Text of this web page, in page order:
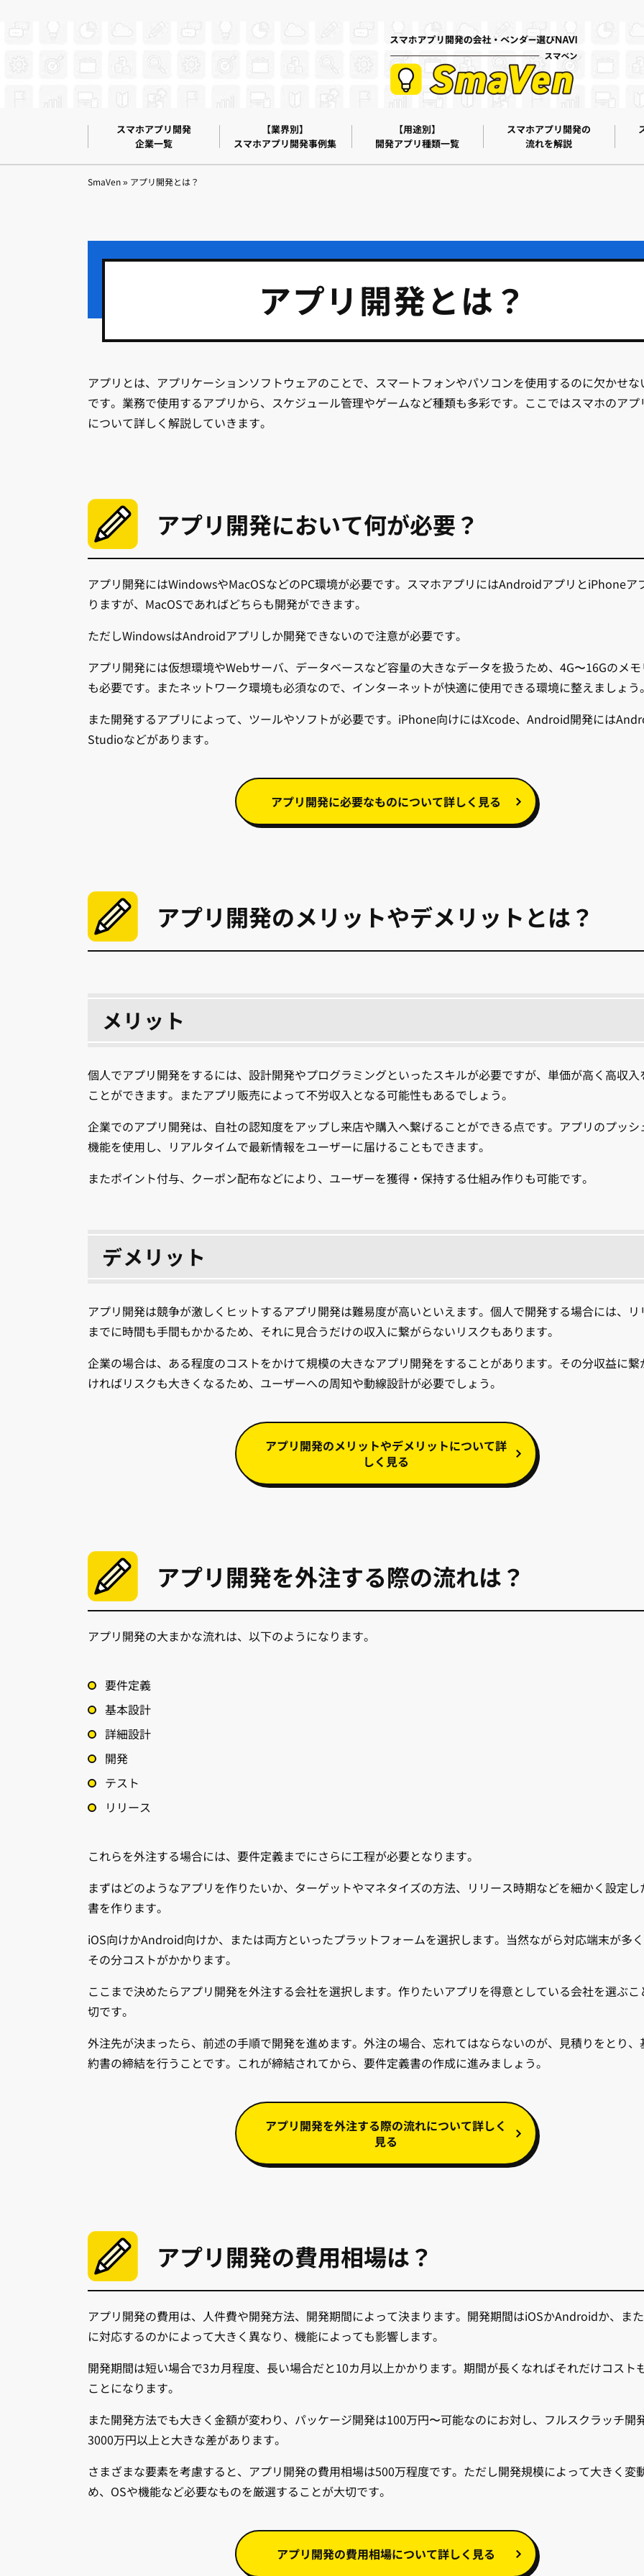
スマホアプリ開発
企業一覧
【業界別】
スマホアプリ開発事例集
【用途別】
開発アプリ種類一覧
スマホアプリ開発の
流れを解説
SmaVen» アプリ開発とは？
アプリ開発とは？
アプリとは、アプリケーションソフトウェアのことで、スマートフォンやパソコンを使用するのに欠かせな
です。業務で使用するアプリから、スケジュール管理やゲームなど種類も多彩です。ここではスマホのアプ
について詳しく解説していきます。
アプリ開発において何が必要？
アプリ開発にはWindowsやMacOSなどのPC環境が必要です。スマホアプリにはAndroidアプリとiPhoneア
りますが、MacOSであればどちらも開発ができます。
ただしWindowsはAndroidアプリしか開発できないので注意が必要です。
アプリ開発には仮想環境やWebサーバ、データベースなど容量の大きなデータを扱うため、4G〜16Gのメ
も必要です。またネットワーク環境も必須なので、インターネットが快適に使用できる環境に整えましょう
また開発するアプリによって、ツールやソフトが必要です。iPhone向けにはXcode、Android開発には
Studioなどがあります。
アプリ開発に必要なものについて詳しく見る
アプリ開発のメリットやデメリットとは？
メリット
個人でアプリ開発をするには、設計開発やプログラミングといったスキルが必要ですが、単価が高く高収入
ことができます。またアプリ販売によって不労収入となる可能性もあるでしょう。
企業でのアプリ開発は、自社の認知度をアップし来店や購入へ繋げることができる点です。アプリのプッシ
機能を使用し、リアルタイムで最新情報をユーザーに届けることもできます。
またポイント付与、クーポン配布などにより、ユーザーを獲得・保持する仕組み作りも可能です。
デメリット
アプリ開発は競争が激しくヒットするアプリ開発は難易度が高いといえます。個人で開発する場合には、リ
までに時間も手間もかかるため、それに見合うだけの収入に繋がらないリスクもあります。
企業の場合は、ある程度のコストをかけて規模の大きなアプリ開発をすることがあります。その分収益に繋
ければリスクも大きくなるため、ユーザーへの周知や動線設計が必要でしょう。
アプリ開発のメリットやデメリットについて詳
しく見る
アプリ開発を外注する際の流れは？
アプリ開発の大まかな流れは、以下のようになります。
要件定義
基本設計
詳細設計
開発
テスト
リリース
これらを外注する場合には、要件定義までにさらに工程が必要となります。
まずはどのようなアプリを作りたいか、ターゲットやマネタイズの方法、リリース時期などを細かく設定し
書を作ります。
iOS向けかAndroid向けか、または両方といったプラットフォームを選択します。当然ながら対応端末が多
その分コストがかかります。
ここまで決めたらアプリ開発を外注する会社を選択します。作りたいアプリを得意としている会社を選ぶこ
切です。
外注先が決まったら、前述の手順で開発を進めます。外注の場合、忘れてはならないのが、見積りをとり、
約書の締結を行うことです。これが締結されてから、要件定義書の作成に進みましょう。
アプリ開発を外注する際の流れについて詳しく
見る
アプリ開発の費用相場は？
アプリ開発の費用は、人件費や開発方法、開発期間によって決まります。開発期間はiOSかAndroidか、ま
に対応するのかによって大きく異なり、機能によっても影響します。
開発期間は短い場合で3カ月程度、長い場合だと10カ月以上かかります。期間が長くなればそれだけコスト
ことになります。
また開発方法でも大きく金額が変わり、パッケージ開発は100万円〜可能なのにお対し、フルスクラッチ開
3000万円以上と大きな差があります。
さまざまな要素を考慮すると、アプリ開発の費用相場は500万程度です。ただし開発規模によって大きく変
め、OSや機能など必要なものを厳選することが大切です。
アプリ開発の費用相場について詳しく見る